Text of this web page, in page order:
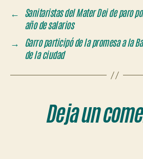
← Sanitaristas del Mater Dei de paro
año de salarios
→ Garro participó de la promesa a la
de la ciudad
Deja un